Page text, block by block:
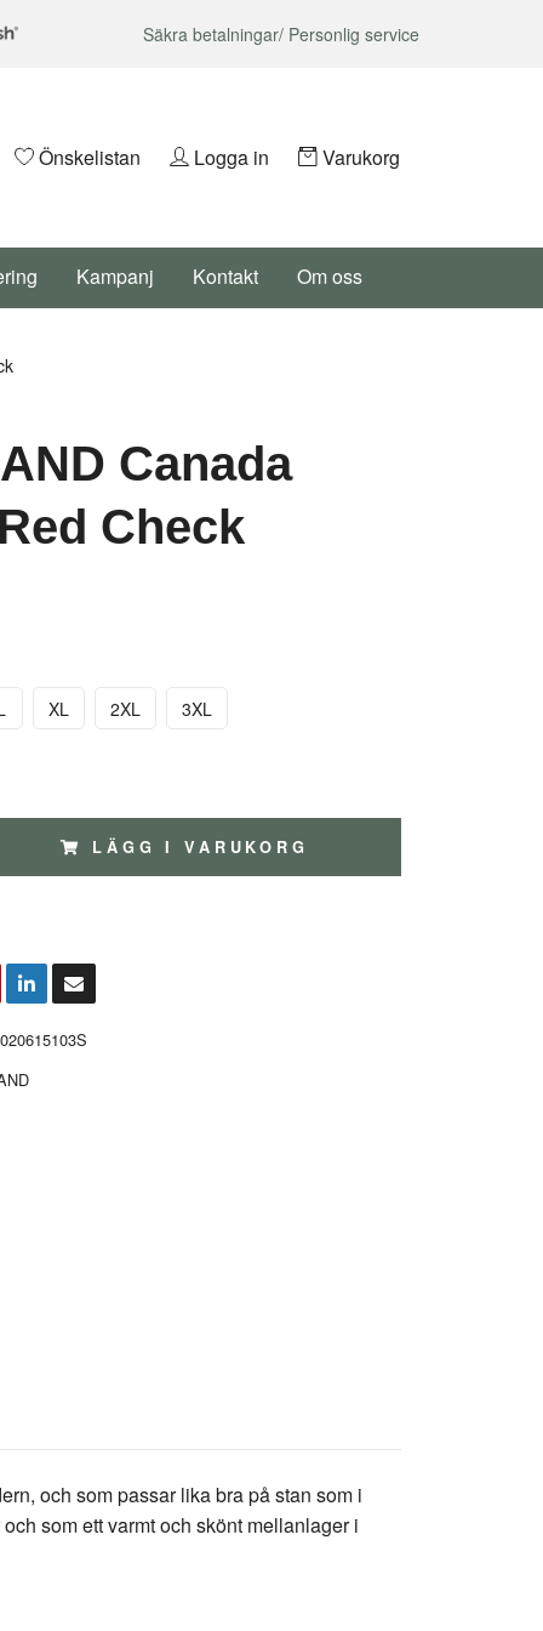
Säkra betalningar/ Personlig service
Önskelistan Logga in Varukorg
Kampanj Kontakt Om oss
Canada
Check
XL 2XL 3XL
LÄGG I VARUKORG
och som passar lika bra på stan som i
som ett varmt och skönt mellanlager i